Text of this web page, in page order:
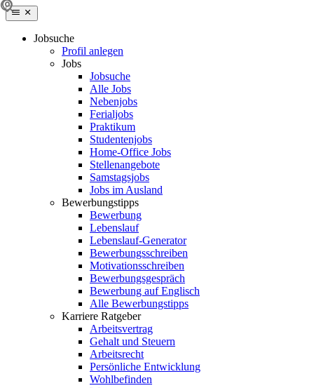
Jobsuche
Profil anlegen
Jobs
Jobsuche
Alle Jobs
Nebenjobs
Ferialjobs
Praktikum
Studentenjobs
Home-Office Jobs
Stellenangebote
Samstagsjobs
Jobs im Ausland
Bewerbungstipps
Bewerbung
Lebenslauf
Lebenslauf-Generator
Bewerbungsschreiben
Motivationsschreiben
Bewerbungsgespräch
Bewerbung auf Englisch
Alle Bewerbungstipps
Karriere Ratgeber
Arbeitsvertrag
Gehalt und Steuern
Arbeitsrecht
Persönliche Entwicklung
Wohlbefinden